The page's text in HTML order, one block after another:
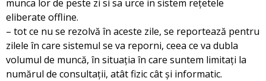
munca lor de peste zi si sa urce in sistem rețetele
eliberate offline.
– tot ce nu se rezolvă în aceste zile, se reportează pentru
zilele în care sistemul se va reporni, ceea ce va dubla
volumul de muncă, în situația în care suntem limitați la
numărul de consultații, atât fizic cât și informatic.